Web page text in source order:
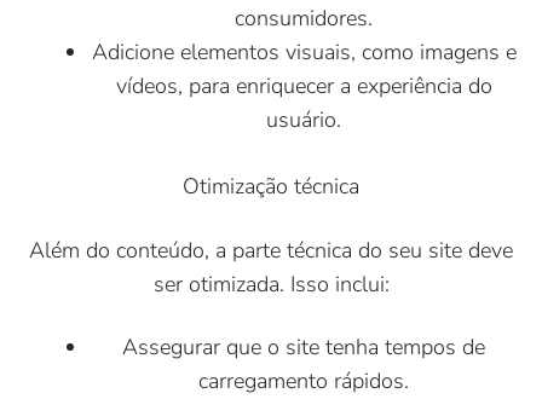
consumidores.
Adicione elementos visuais, como imagens e
vídeos, para enriquecer a experiência do
usuário.
Otimização técnica
Além do conteúdo, a parte técnica do seu site deve
ser otimizada. Isso inclui:
Assegurar que o site tenha tempos de
carregamento rápidos.